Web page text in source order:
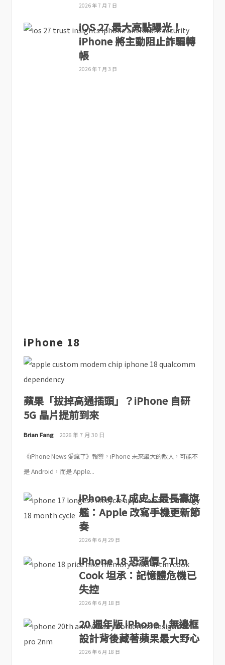
2026 年 7 月 7 日
iOS 27 最大亮點曝光！
iPhone 將主動阻止詐騙轉
帳
2026 年 7 月 3 日
iPhone 18
蘋果「拔掉高通插頭」？iPhone 自研
5G 晶片提前到來
Brian Fang 2026 年 7 月 30 日
《iPhone News 愛瘋了》報導，iPhone 未來最大的敵人，可能不
是 Android，而是 Apple...
iPhone 17 成史上最長壽旗
艦：Apple 改寫手機更新節
奏
2026 年 6 月 29 日
iPhone 18 恐漲價？Tim
Cook 坦承：記憶體危機已
失控
2026 年 6 月 18 日
20 週年版 iPhone！無邊框
設計背後藏著蘋果最大野心
2026 年 6 月 18 日